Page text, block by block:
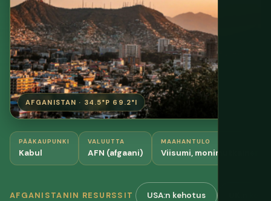
AFGANISTAN · 34.5°P 69.2°I
PÄÄKAUPUNKI
Kabul
VALUUTTA
AFN (afgaani)
MAAHANTULO
Viisumi, monimutkainen
AFGANISTANIN RESURSSIT USA:n kehotus